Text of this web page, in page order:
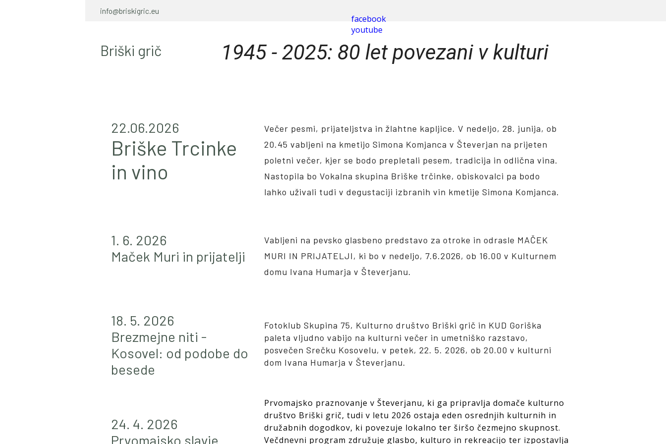
info@briskigric.eu
facebook
youtube
1945 - 2025: 80 let povezani v kulturi
Briški grič
22.06.2026
Briške Trcinke
in vino
Večer pesmi, prijateljstva in žlahtne kapljice. V nedeljo, 28. junija, ob
20.45 vabljeni na kmetijo Simona Komjanca v Števerjan na prijeten
poletni večer, kjer se bodo prepletali pesem, tradicija in odlična vina.
Nastopila bo Vokalna skupina Briške trčinke, obiskovalci pa bodo
lahko uživali tudi v degustaciji izbranih vin kmetije Simona Komjanca.
1. 6. 2026
Maček Muri in prijatelji
Vabljeni na pevsko glasbeno predstavo za otroke in odrasle MAČEK
MURI IN PRIJATELJI, ki bo v nedeljo, 7.6.2026, ob 16.00 v Kulturnem
domu Ivana Humarja v Števerjanu.
18. 5. 2026
Brezmejne niti -
Kosovel: od podobe do
besede
Fotoklub Skupina 75, Kulturno društvo Briški grič in KUD Goriška
paleta vljudno vabijo na kulturni večer in umetniško razstavo,
posvečen Srečku Kosovelu, v petek, 22. 5. 2026, ob 20.00 v kulturni
dom Ivana Humarja v Števerjanu.
Prvomajsko praznovanje v Števerjanu, ki ga pripravlja domače kulturno
društvo Briški grič, tudi v letu 2026 ostaja eden osrednjih kulturnih in
družabnih dogodkov, ki povezuje lokalno ter širšo čezmejno skupnost.
Večdnevni program združuje glasbo, kulturo in rekreacijo ter izpostavlja
24. 4. 2026
Prvomajsko slavje